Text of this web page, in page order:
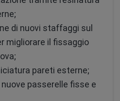
di nuovi staffaggi sul
migliorare il fissaggio
pareti esterne;
passerelle fisse e